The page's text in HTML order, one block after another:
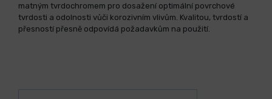
matným tvrdochromem pro dosažení optimální povrchové
tvrdosti a odolnosti vůči korozivním vlivům. Kvalitou, tvrdostí a
přesností přesně odpovídá požadavkům na použití.